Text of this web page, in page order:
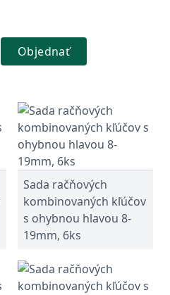
Objednať
Sada račňových
kombinovaných kľúčov
s ohybnou hlavou 8-
19mm, 6ks